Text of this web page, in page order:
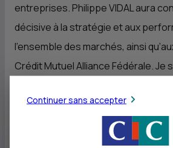
entreprises. Philippe VIDAL aura
décisive à la stratégie et aux
l’ensemble des marchés, ainsi
Crédit Mutuel Alliance Fédérale. Je
directeur général duCIC.
Continuer sans accepter